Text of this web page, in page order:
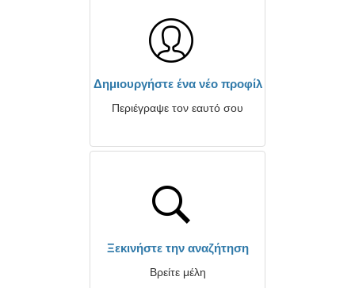
Δημιουργήστε ένα νέο προφίλ
Περιέγραψε τον εαυτό σου
Ξεκινήστε την αναζήτηση
Βρείτε μέλη